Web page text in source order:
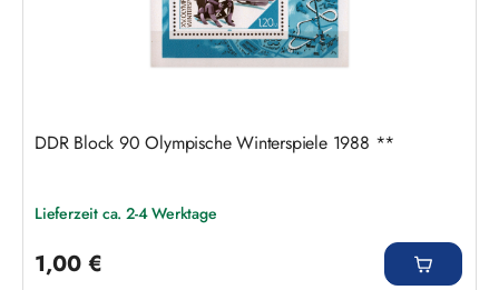
DDR Block 90 Olympische Winterspiele 1988 **
Lieferzeit ca. 2-4 Werktage
1,00 €